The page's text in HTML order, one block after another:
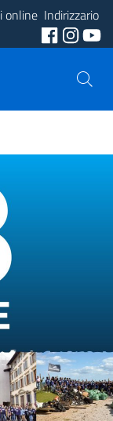
online Indirizzario